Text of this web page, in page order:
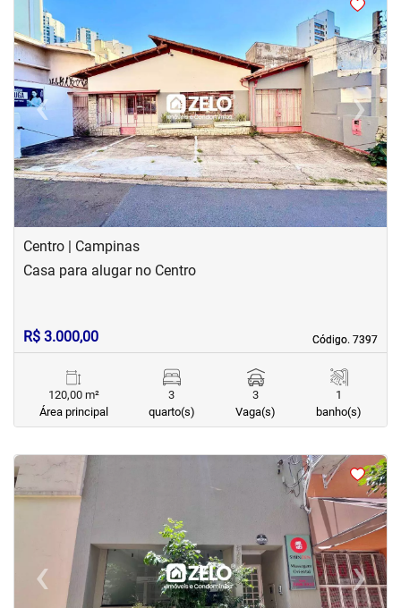
‹Previous ›Next
Centro | Campinas
Código. 7397
Código. 7397
Casa para alugar no Centro
R$ 3.000,00
120,00 m²
Área principal
3
quarto(s)
3
Vaga(s)
1
banho(s)
< < <
‹Previous ›Next